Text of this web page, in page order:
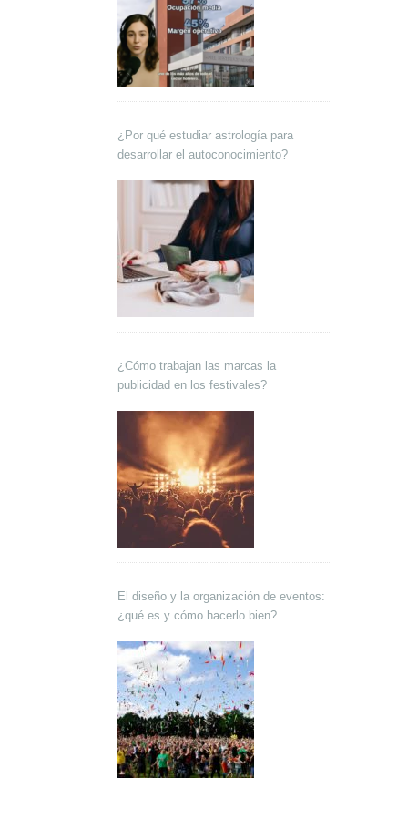
¿Por qué estudiar astrología para
desarrollar el autoconocimiento?
¿Cómo trabajan las marcas la
publicidad en los festivales?
El diseño y la organización de eventos:
¿qué es y cómo hacerlo bien?